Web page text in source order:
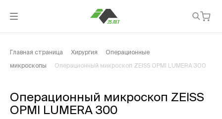
Главная страница Хирургия Операционные
микроскопы Операционный микроскоп ZEISS OPMI LUMERA 300
Операционный микроскоп ZEISS
OPMI LUMERA 300